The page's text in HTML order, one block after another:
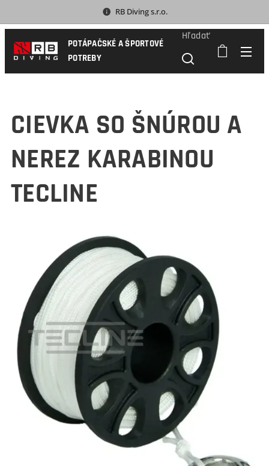
RB Diving s.r.o.
POTÁPAČSKÉ A ŠPORTOVÉ
POTREBY
Hľadať
CIEVKA SO ŠNÚROU A
NEREZ KARABINOU
TECLINE